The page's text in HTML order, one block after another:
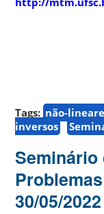
Tags: não-
inversos
Seminário
30/05/